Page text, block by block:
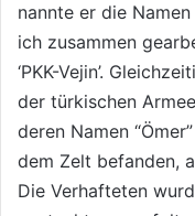
nannte er die
ich zusammen
‘PKK-Vejin’.
der türkischen
deren Namen
dem Zelt befanden,
Die Verhafteten